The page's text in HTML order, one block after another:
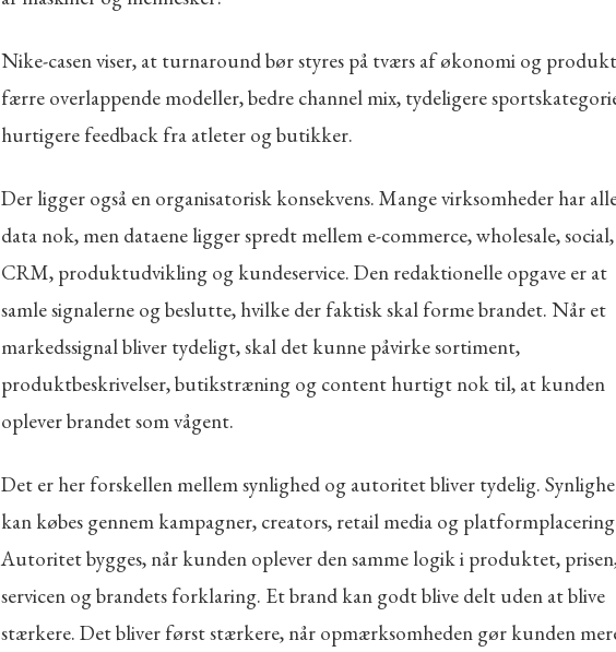
Nike-casen viser, at turnaround bør styres på tværs af økonomi og
færre overlappende modeller, bedre channel mix, tydeligere
hurtigere feedback fra atleter og butikker.
Der ligger også en organisatorisk konsekvens. Mange virksomheder har
data nok, men dataene ligger spredt mellem e-commerce, wholesale, social,
CRM, produktudvikling og kundeservice. Den redaktionelle opgave er at
samle signalerne og beslutte, hvilke der faktisk skal forme brandet. Når et
markedssignal bliver tydeligt, skal det kunne påvirke sortiment,
produktbeskrivelser, butikstræning og content hurtigt nok til, at kunden
oplever brandet som vågent.
Det er her forskellen mellem synlighed og autoritet bliver tydelig.
kan købes gennem kampagner, creators, retail media og
Autoritet bygges, når kunden oplever den samme logik i produktet,
servicen og brandets forklaring. Et brand kan godt blive delt uden at blive
stærkere. Det bliver først stærkere, når opmærksomheden gør kunden